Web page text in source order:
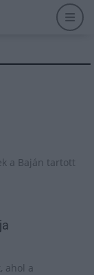
a Baján tartott
ahol a